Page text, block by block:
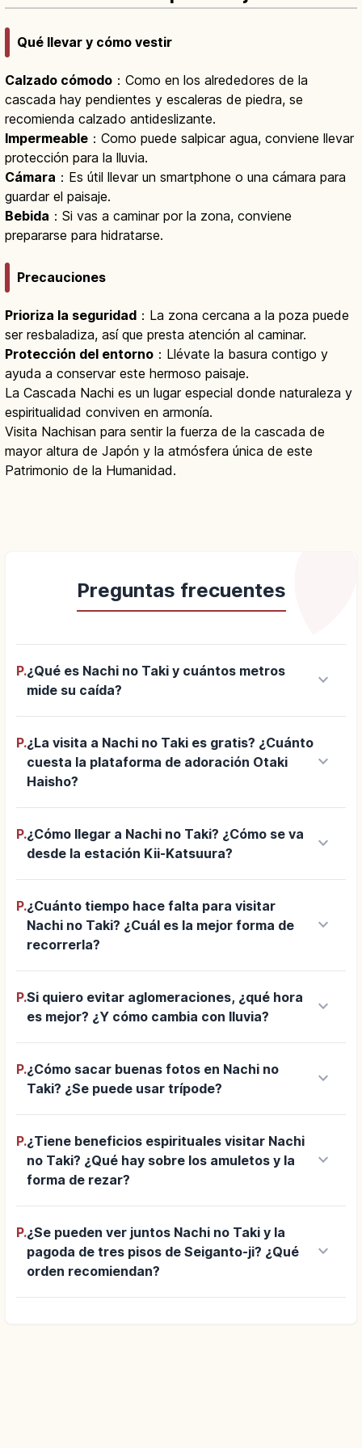
Qué llevar y cómo vestir
Calzado cómodo ：Como en los alrededores de la
cascada hay pendientes y escaleras de piedra, se
recomienda calzado antideslizante.
Impermeable ：Como puede salpicar agua, conviene llevar
protección para la lluvia.
Cámara ：Es útil llevar un smartphone o una cámara para
guardar el paisaje.
Bebida ：Si vas a caminar por la zona, conviene
prepararse para hidratarse.
Precauciones
Prioriza la seguridad ：La zona cercana a la poza puede
ser resbaladiza, así que presta atención al caminar.
Protección del entorno ：Llévate la basura contigo y
ayuda a conservar este hermoso paisaje.
La Cascada Nachi es un lugar especial donde naturaleza y
espiritualidad conviven en armonía.
Visita Nachisan para sentir la fuerza de la cascada de
mayor altura de Japón y la atmósfera única de este
Patrimonio de la Humanidad.
Preguntas frecuentes
P.¿Qué es Nachi no Taki y cuántos metros
mide su caída?
keyboard_arrow_down
P.¿La visita a Nachi no Taki es gratis? ¿Cuánto
cuesta la plataforma de adoración Otaki
Haisho?
keyboard_arrow_down
P.¿Cómo llegar a Nachi no Taki? ¿Cómo se va
desde la estación Kii-Katsuura?
keyboard_arrow_down
P.¿Cuánto tiempo hace falta para visitar
Nachi no Taki? ¿Cuál es la mejor forma de
recorrerla?
keyboard_arrow_down
P.Si quiero evitar aglomeraciones, ¿qué hora
es mejor? ¿Y cómo cambia con lluvia?
keyboard_arrow_down
P.¿Cómo sacar buenas fotos en Nachi no
Taki? ¿Se puede usar trípode?
keyboard_arrow_down
P.¿Tiene beneficios espirituales visitar Nachi
no Taki? ¿Qué hay sobre los amuletos y la
forma de rezar?
keyboard_arrow_down
P.¿Se pueden ver juntos Nachi no Taki y la
pagoda de tres pisos de Seiganto-ji? ¿Qué
orden recomiendan?
keyboard_arrow_down